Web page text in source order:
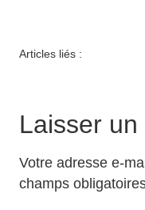
Articles liés :
Laisser
Votre adresse e-
champs